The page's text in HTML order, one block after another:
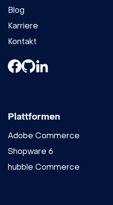
Blog
Karriere
Kontakt
Plattformen
Adobe Commerce
Shopware 6
hubble Commerce